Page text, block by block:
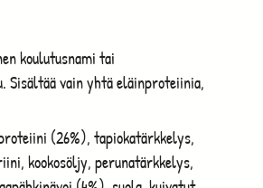
koulutusnami tai
Sisältää vain yhtä eläinproteiinia,
(26%), tapiokatärkkelys,
kookosöljy, perunatärkkelys,